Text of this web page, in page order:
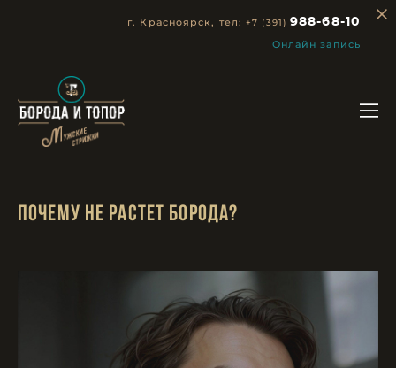
г. Красноярск, тел:+7 (391)988-68-10
Онлайн запись
Почему Не растет борода?